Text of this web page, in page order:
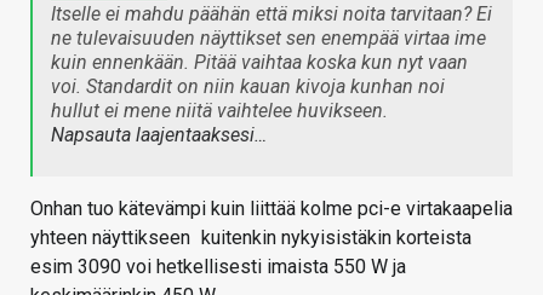
Itselle ei mahdu päähän että miksi noita tarvitaan? Ei
ne tulevaisuuden näyttikset sen enempää virtaa ime
kuin ennenkään. Pitää vaihtaa koska kun nyt vaan
voi. Standardit on niin kauan kivoja kunhan noi
hullut ei mene niitä vaihtelee huvikseen.
Napsauta laajentaaksesi…
Onhan tuo kätevämpi kuin liittää kolme pci-e virtakaapelia
yhteen näyttikseen kuitenkin nykyisistäkin korteista
esim 3090 voi hetkellisesti imaista 550 W ja